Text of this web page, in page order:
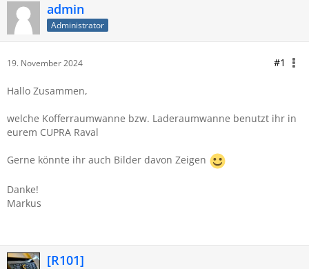
admin
Administrator
19. November 2024 #1
Hallo Zusammen,
welche Kofferraumwanne bzw. Laderaumwanne benutzt ihr in
eurem CUPRA Raval
Gerne könnte ihr auch Bilder davon Zeigen
Danke!
Markus
[R101]